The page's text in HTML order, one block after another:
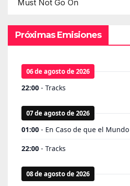
Must Not Go On
Próximas Emisiones